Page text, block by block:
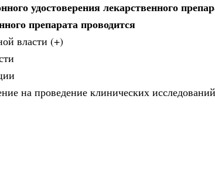
удостоверения лекарственного
препарата проводится
власти (+)
на проведение клинических исследований